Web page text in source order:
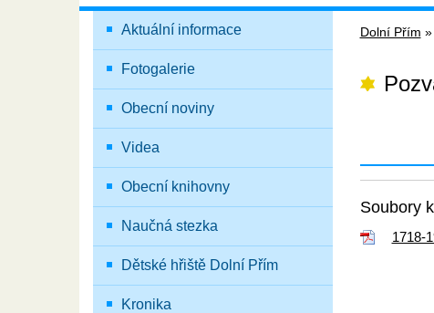
Aktuální informace
Fotogalerie
Obecní noviny
Videa
Obecní knihovny
Naučná stezka
Dětské hřiště Dolní Přím
Kronika
Dolní Přím »
Soubory
1718-